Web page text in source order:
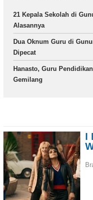
21 Kepala Sekolah di
Alasannya
Dua Oknum Guru di
Dipecat
Hanasto, Guru
Gemilang